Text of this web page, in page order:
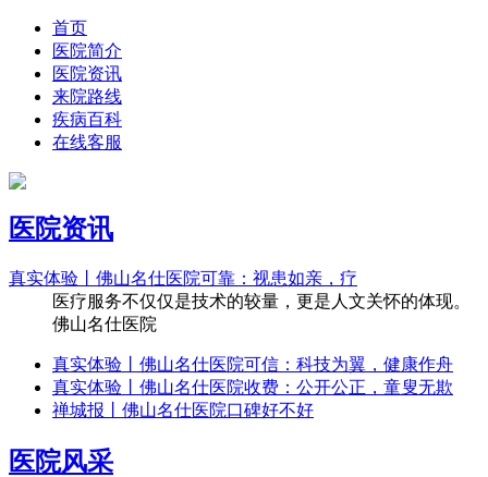
首页
医院简介
医院资讯
来院路线
疾病百科
在线客服
医院资讯
真实体验丨佛山名仕医院可靠：视患如亲，疗
医疗服务不仅仅是技术的较量，更是人文关怀的体现。
佛山名仕医院
真实体验丨佛山名仕医院可信：科技为翼，健康作舟
真实体验丨佛山名仕医院收费：公开公正，童叟无欺
禅城报丨佛山名仕医院口碑好不好
医院风采